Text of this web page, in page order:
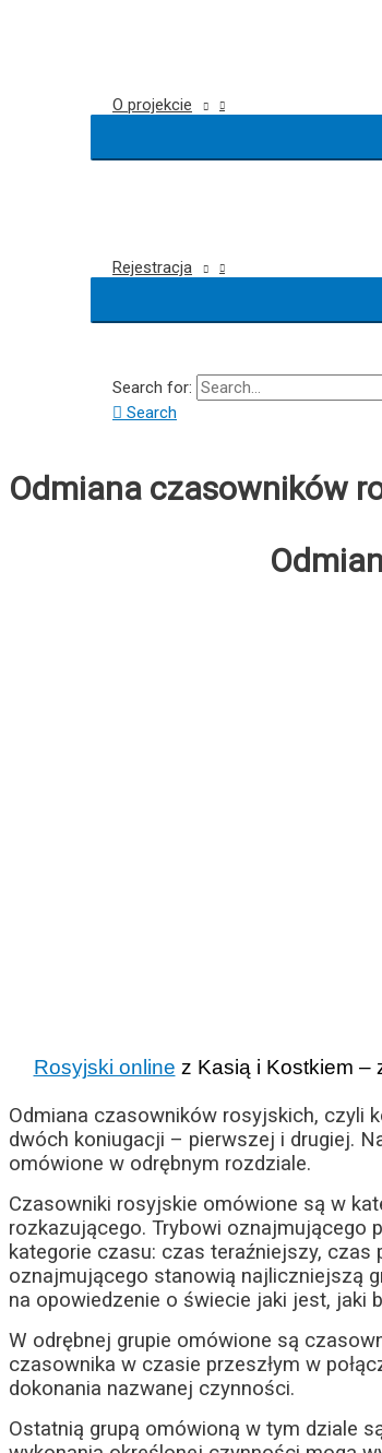
O projekcie
Rejestracja
Search for:
Search
Odmiana czasowników
Rosyjski online z Kasią i Kostkiem –
Odmiana czasowników rosyjskich, czyli
dwóch koniugacji – pierwszej i drugiej.
omówione w odrębnym rozdziale.
Czasowniki rosyjskie omówione są w
rozkazującego. Trybowi oznajmującego
kategorie czasu: czas teraźniejszy, czas
oznajmującego stanowią najliczniejszą
na opowiedzenie o świecie jaki jest, jaki
W odrębnej grupie omówione są
czasownika w czasie przeszłym w
dokonania nazwanej czynności.
Ostatnią grupą omówioną w tym dziale